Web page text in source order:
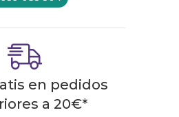
en pedidos
a 20€*